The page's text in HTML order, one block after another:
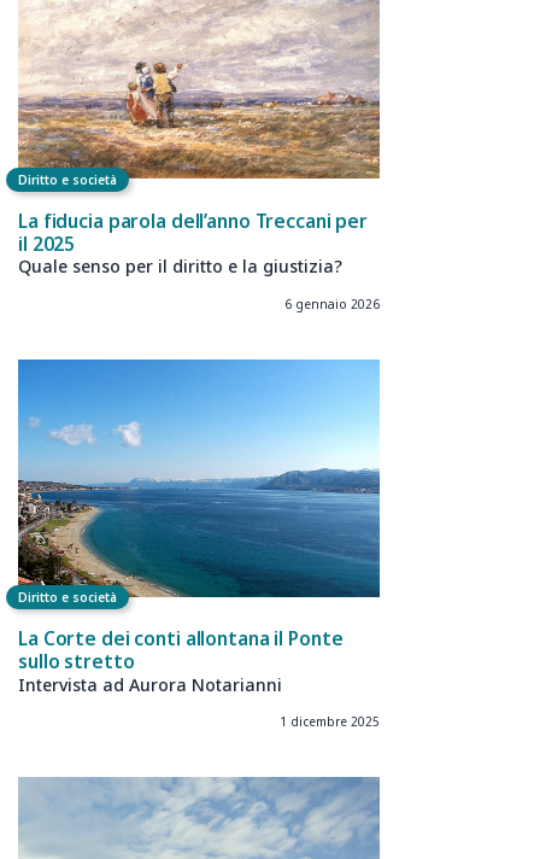
Diritto e società
La fiducia parola dell’anno Treccani per
il 2025
Quale senso per il diritto e la giustizia?
6 gennaio 2026
Diritto e società
La Corte dei conti allontana il Ponte
sullo stretto
Intervista ad Aurora Notarianni
1 dicembre 2025